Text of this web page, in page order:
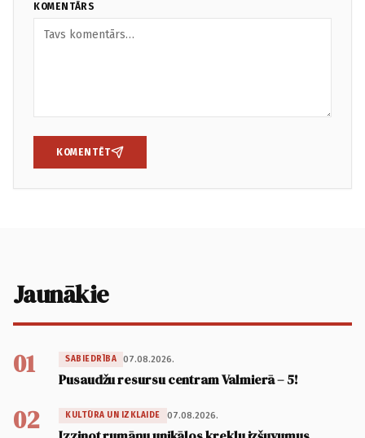
KOMENTĀRS
KOMENTĒT
Jaunākie
01 SABIEDRĪBA 07.08.2026.
Pusaudžu resursu centram Valmierā – 5!
02 KULTŪRA UN IZKLAIDE 07.08.2026.